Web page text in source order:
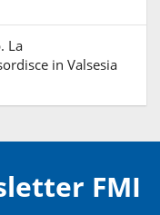
La
in Valsesia
FMI